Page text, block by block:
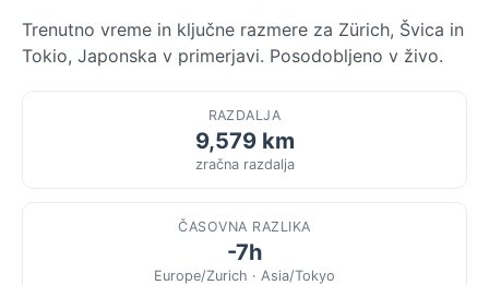
Trenutno vreme in ključne razmere za Zürich, Švica in
Tokio, Japonska v primerjavi. Posodobljeno v živo.
RAZDALJA
9,579 km
zračna razdalja
ČASOVNA RAZLIKA
-7h
Europe/Zurich · Asia/Tokyo